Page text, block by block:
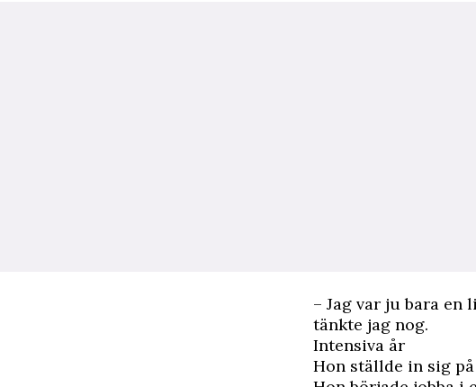
– Jag var ju bara en
tänkte jag nog.
Intensiva år
Hon ställde in sig